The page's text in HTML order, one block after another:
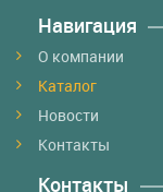
Навигация
О компании
Каталог
Новости
Контакты
Контакты